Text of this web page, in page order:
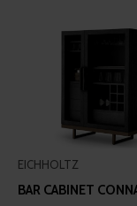
EICHHOLTZ
BAR CABINET